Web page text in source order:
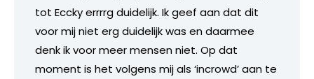
tot Eccky errrrg duidelijk. Ik geef aan dat dit
voor mij niet erg duidelijk was en daarmee
denk ik voor meer mensen niet. Op dat
moment is het volgens mij als ‘incrowd’ aan te